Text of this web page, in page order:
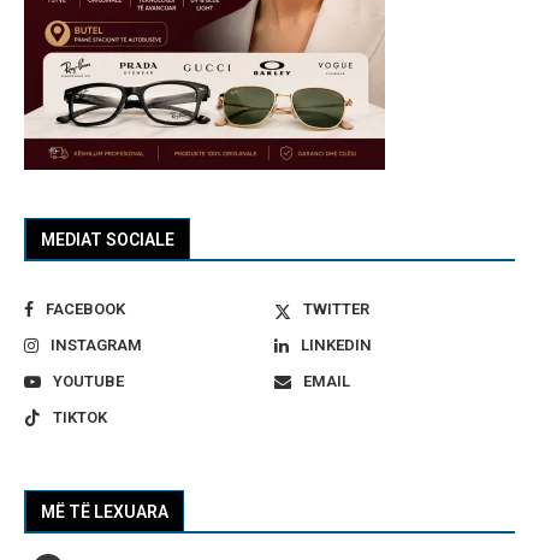
MEDIAT SOCIALE
FACEBOOK
TWITTER
INSTAGRAM
LINKEDIN
YOUTUBE
EMAIL
TIKTOK
MË TË LEXUARA